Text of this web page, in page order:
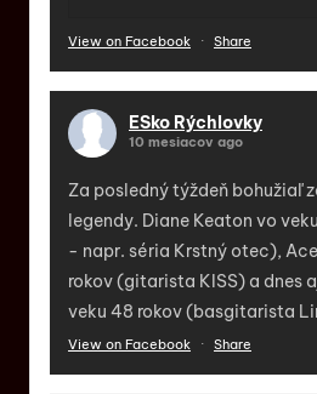
View on Facebook · Share
ESko Rýchlovky
10 mesiacov ago
Za posledný týždeň bohužiaľ
legendy. Diane Keaton vo
- napr. séria Krstný otec),
rokov (gitarista KISS) a dnes
veku 48 rokov (basgitarista
View on Facebook · Share